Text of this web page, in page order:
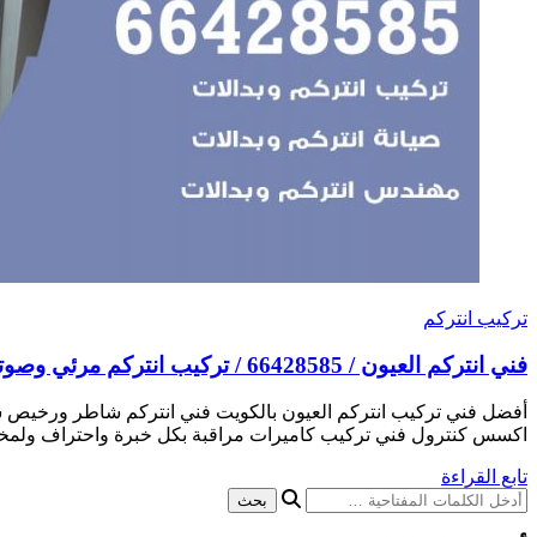
تركيب انتركم
فني انتركم العيون / 66428585 / تركيب انتركم مرئي وصوتي أصلي
أفضل فني تركيب انتركم العيون بالكويت فني انتركم شاطر ورخيص
اكسس كنترول فني تركيب كاميرات مراقبة بكل خبرة واحتراف
تابع القراءة
هل